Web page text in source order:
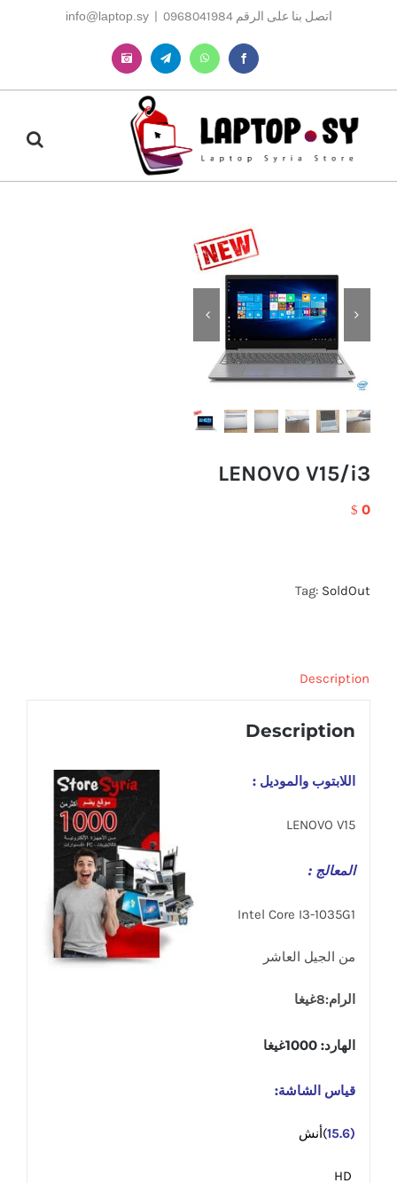
اتصل بنا على الرقم 0968041984 |
info@laptop.sy
Facebook
WhatsApp
Telegram
Instagram
LENOVO V15/i3
$ 0
Tag: SoldOut
Description
Description
اللابتوب والموديل :
LENOVO V15
المعالج :
Intel Core I3-1035G1
من الجيل العاشر
الرام:8غيغا
الهارد: 1000غيغا
قياس الشاشة:
(15.6 )أنش